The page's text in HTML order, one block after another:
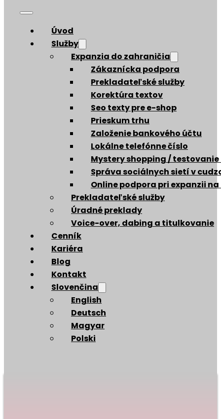
Úvod
Služby
Expanzia do zahraničia
Zákaznícka podpora
Prekladateľské služby
Korektúra textov
Seo texty pre e-shop
Prieskum trhu
Založenie bankového účtu
Lokálne telefónne číslo
Mystery shopping /
Správa sociálnych sietí v
Online podpora pri expanzii
Prekladateľské služby
Úradné preklady
Voice-over, dabing a titulkovanie
Cenník
Kariéra
Blog
Kontakt
Slovenčina
English
Deutsch
Magyar
Polski